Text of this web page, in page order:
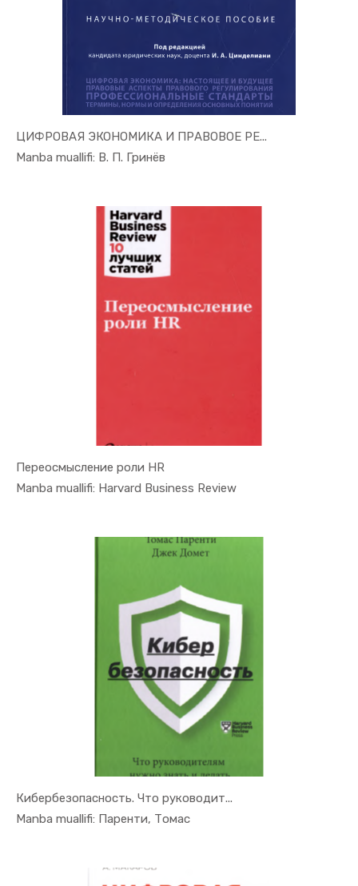
ЦИФРОВАЯ ЭКОНОМИКА И ПРАВОВОЕ РЕ...
Manba muallifi: В. П. ГринёвIn Raqamli...
Переосмысление роли HR
Manba muallifi: Harvard Business Review
In Raqamli...
Кибербезопасность. Что руководит...
Manba muallifi: Паренти, Томас
In Raqamli...